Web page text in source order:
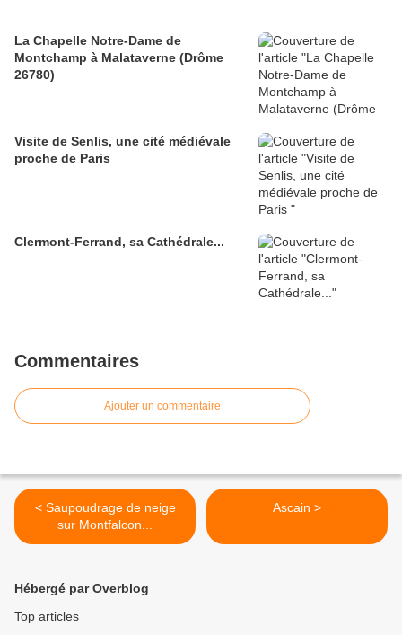
La Chapelle Notre-Dame de
Montchamp à Malataverne (Drôme
26780)
Visite de Senlis, une cité médiévale
proche de Paris
Clermont-Ferrand, sa Cathédrale...
Commentaires
Ajouter un commentaire
< Saupoudrage de neige
sur Montfalcon...
Ascain >
Hébergé par Overblog
Top articles